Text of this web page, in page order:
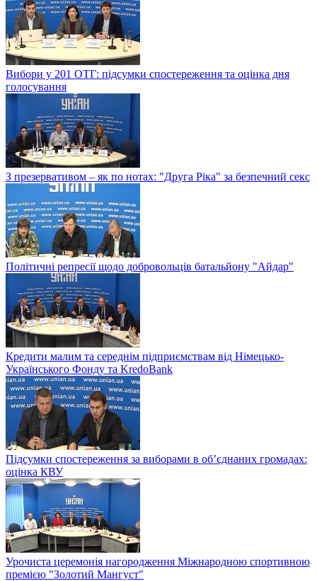
Вибори у 201 ОТГ: підсумки спостереження та оцінка дня
голосування
З презервативом – як по нотах: "Друга Ріка" за безпечний секс
Політичні репресії щодо добровольців батальйону "Айдар"
Кредити малим та середнім підприємствам від Німецько-
Українського Фонду та KredoBank
Підсумки спостереження за виборами в об’єднаних громадах:
оцінка КВУ
Урочиста церемонія нагородження Міжнародною спортивною
премією "Золотий Мангуст"